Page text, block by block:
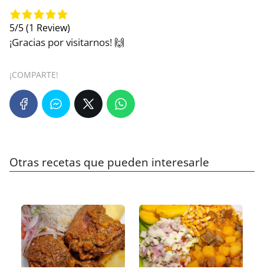
5/5(1 Review)
¡Gracias por visitarnos! 🙌
¡COMPARTE!
Otras recetas que pueden interesarle